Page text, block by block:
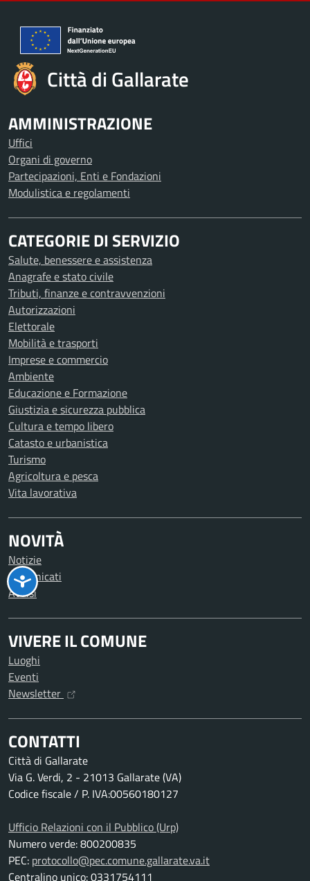
Città di Gallarate
AMMINISTRAZIONE
Uffici
Organi di governo
Partecipazioni, Enti e Fondazioni
Modulistica e regolamenti
CATEGORIE DI SERVIZIO
Salute, benessere e assistenza
Anagrafe e stato civile
Tributi, finanze e contravvenzioni
Autorizzazioni
Elettorale
Mobilità e trasporti
Imprese e commercio
Ambiente
Educazione e Formazione
Giustizia e sicurezza pubblica
Cultura e tempo libero
Catasto e urbanistica
Turismo
Agricoltura e pesca
Vita lavorativa
NOVITÀ
Notizie
Comunicati
Avvisi
VIVERE IL COMUNE
Luoghi
Eventi
Newsletter
CONTATTI
Città di Gallarate
Via G. Verdi, 2 - 21013 Gallarate (VA)
Codice fiscale / P. IVA:00560180127
Ufficio Relazioni con il Pubblico (Urp)
Numero verde: 800200835
PEC: protocollo@pec.comune.gallarate.va.it
Centralino unico: 0331754111